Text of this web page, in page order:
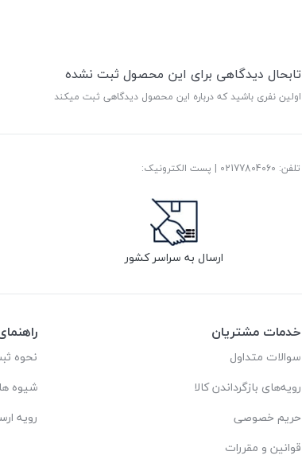
تابحال دیدگاهی برای این محصول ثبت نشده
اولین نفری باشید که درباره این محصول دیدگاهی ثبت میکند
ارسال به سراسر کشور
خدمات مشتریان
سوالات متداول
رویه‌های بازگرداندن کالا
حریم خصوصی
قوانین و مقررات
نحوه
شیوه
رویه